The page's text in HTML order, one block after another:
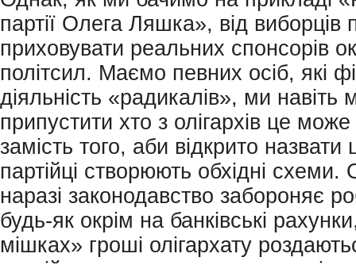
партії Олега Ляшка», від виборців
приховувати реальних спонсорів
політсил. Маємо певних осіб, які
діяльність «радикалів», ми
припустити хто з олігархів це
замість того, аби відкрито назвати
партійці створюють обхідні схеми.
наразі законодавство забороняє
будь-як окрім на банківські
мішках» гроші олігархату